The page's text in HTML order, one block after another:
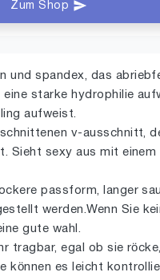
Zum Shop
und spandex, das
starke hydrophilie
aufweist.
v-ausschnitt,
Sieht sexy aus mit einem
passform, langer
werden.Wenn Sie
gute wahl.
tragbar, egal ob sie
können es leicht